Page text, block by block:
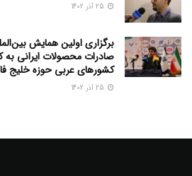
برگزاری اولین همایش
صادرات محصولات ایرانی
کشورهای عربی حوزه خلیج